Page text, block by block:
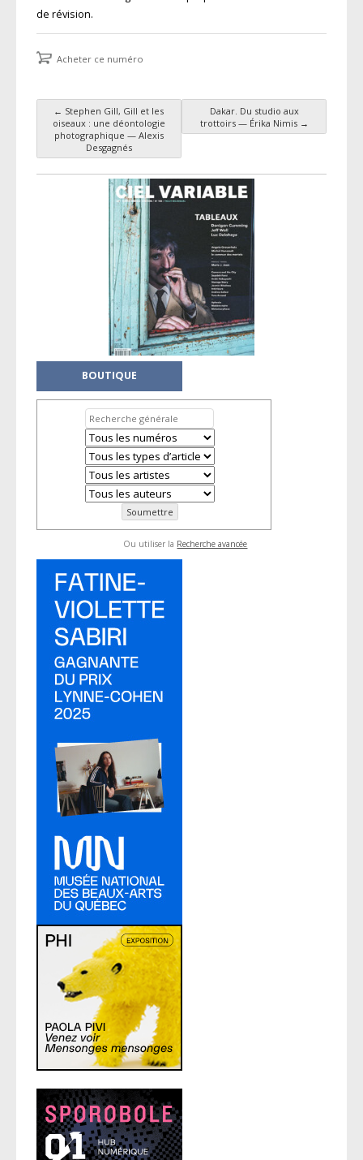
de révision.
Acheter ce numéro
Navigation des articles
← Stephen Gill, Gill et les
oiseaux : une déontologie
photographique — Alexis
Desgagnés
Dakar. Du studio aux
trottoirs — Érika Nimis →
BOUTIQUE
Ou utiliser la Recherche avancée